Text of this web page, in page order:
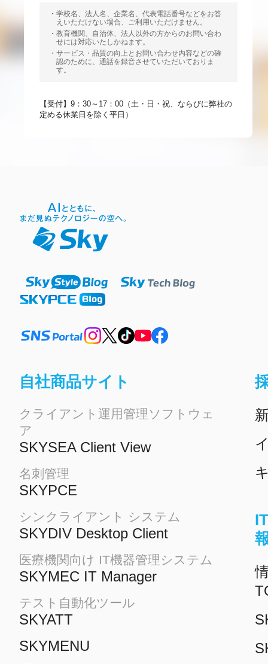
学校名、法人名、企業名、代表電話番号などをお答
えいただけない場合、ご利用いただけません。
教育機関、自治体、法人以外の方からのお問い合わ
せには対応いたしかねます。
サービス・品質の向上とお問い合わせ内容などの確
認のために、通話を録音させていただいておりま
す。
【受付】9：30～17：00（土・日・祝、ならびに弊社の
定める休業日を除く平日）
自社商品サイト
クライアント運用管理ソフトウェ
ア
SKYSEA Client View
名刺管理
SKYPCE
シンクライアント システム
SKYDIV Desktop Client
医療機関向け IT機器管理システム
SKYMEC IT Manager
テスト自動化ツール
SKYATT
SKYMENU